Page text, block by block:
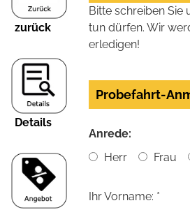
zurück
Details
Bitte schreiben Sie
tun dürfen. Wir
erledigen!
Probefahrt-
Anrede:
Herr
Frau
Ihr Vorname: *